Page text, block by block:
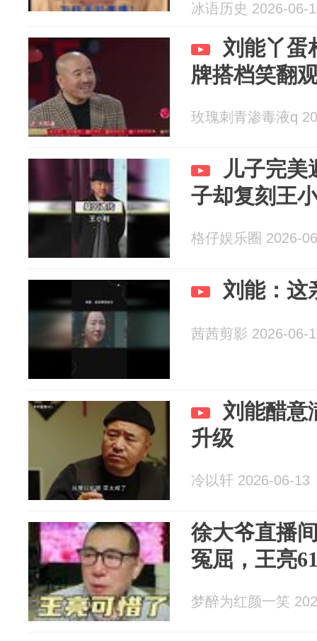
冰语历史 2026-06-
刘能丫蛋
牌搭档笑翻
玫瑰刺青渗毒液q
儿子完美
子却复刻王
格仔娱乐圈 2026-
刘能：这
茜茜剪影 2026-06-
刘能醋意
升级
冷以轩 2026-06-13
徐大爷直播
冤屈，王亮
梦醉为红颜一笑